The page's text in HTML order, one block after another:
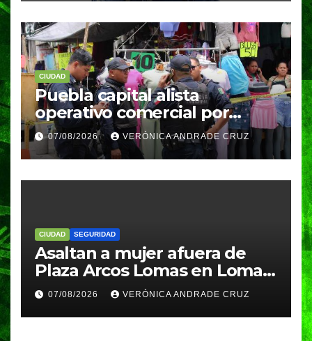
CIUDAD
Puebla capital alista
operativo comercial por
fiestas patrias y regreso a
clases
07/08/2026 VERÓNICA ANDRADE CRUZ
CIUDAD SEGURIDAD
Asaltan a mujer afuera de
Plaza Arcos Lomas en Lomas
de Angelópolis; delincuentes
huyeron en auto
07/08/2026 VERÓNICA ANDRADE CRUZ